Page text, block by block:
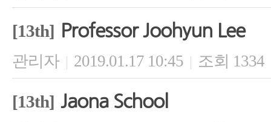
[13th] Professor Joohyun Lee
관리자 | 2019.01.17 10:45 | 조회 1334
[13th] Jaona School